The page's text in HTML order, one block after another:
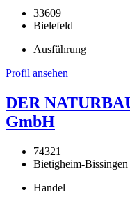
33609
Bielefeld
Ausführung
Profil ansehen
DER
GmbH
74321
Bietigheim-Bissingen
Handel